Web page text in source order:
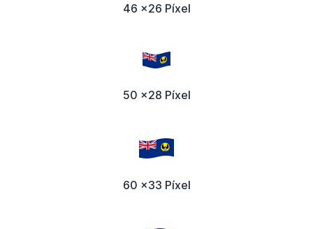
46 x26 Píxel
50 x28 Píxel
60 x33 Píxel